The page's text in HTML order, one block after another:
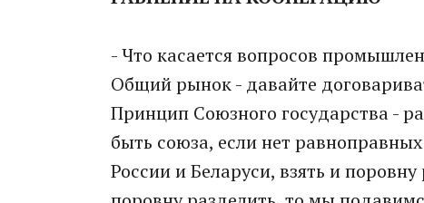
- Что касается вопросов
Общий рынок - давайте
Принцип Союзного государства -
быть союза, если нет
России и Беларуси, взять и